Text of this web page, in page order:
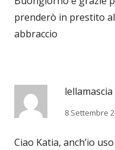
prenderò in prestito
abbraccio
lellamascia
8 Settembre
Ciao Katia, anch’io